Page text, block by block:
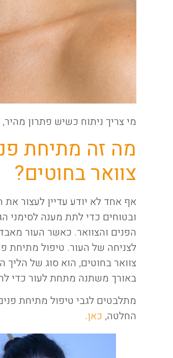
מי צריך ניתוח כשיש פתרון מהיר,
מה זה מתיחת
צוואר בחוטים?
אף אחד לא יודע עדיין לעצור את
ובטוחים כדי לתת מענה לסימני
הפנים והצוואר. כאשר העור
צוואר בחוטים, הוא סוג של הליך
באורך משתנה מתחת לעור כדי
מתלבטים לגבי טיפול מתיחת
החלטה, כאן.